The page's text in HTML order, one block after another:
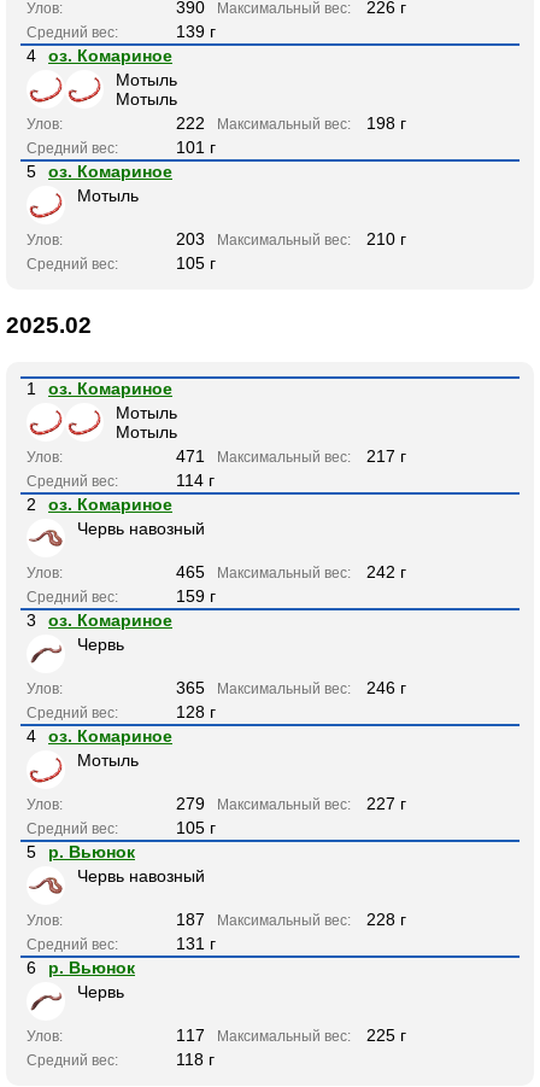
Улов: 390 Максимальный вес: 226 г
Средний вес:
139 г
4
оз. Комариное
Мотыль
Мотыль
Улов: 222 Максимальный вес: 198 г
Средний вес:
101 г
5
оз. Комариное
Мотыль
Улов: 203 Максимальный вес: 210 г
Средний вес: 105 г
2025.02
1
оз. Комариное
Мотыль
Мотыль
Улов: 471 Максимальный вес: 217 г
Средний вес:
114 г
2
оз. Комариное
Червь навозный
Улов: 465 Максимальный вес: 242 г
Средний вес:
159 г
3
оз. Комариное
Червь
Улов: 365 Максимальный вес: 246 г
Средний вес:
128 г
4
оз. Комариное
Мотыль
Улов: 279 Максимальный вес: 227 г
Средний вес:
105 г
5
р. Вьюнок
Червь навозный
Улов: 187 Максимальный вес: 228 г
Средний вес:
131 г
6
р. Вьюнок
Червь
Улов: 117 Максимальный вес: 225 г
Средний вес: 118 г